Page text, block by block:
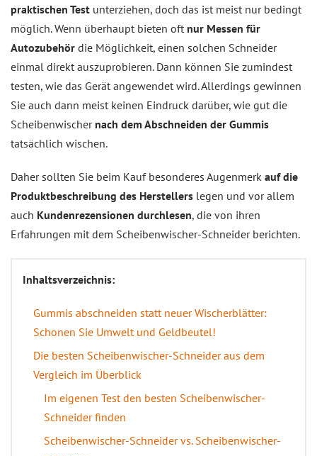
praktischen Test unterziehen, doch das ist meist nur bedingt
möglich. Wenn überhaupt bieten oft nur Messen für
Autozubehör die Möglichkeit, einen solchen Schneider
einmal direkt auszuprobieren. Dann können Sie zumindest
testen, wie das Gerät angewendet wird. Allerdings gewinnen
Sie auch dann meist keinen Eindruck darüber, wie gut die
Scheibenwischer nach dem Abschneiden der Gummis
tatsächlich wischen.
Daher sollten Sie beim Kauf besonderes Augenmerk auf die
Produktbeschreibung des Herstellers legen und vor allem
auch Kundenrezensionen durchlesen, die von ihren
Erfahrungen mit dem Scheibenwischer-Schneider berichten.
Inhaltsverzeichnis:
Gummis abschneiden statt neuer Wischerblätter:
Schonen Sie Umwelt und Geldbeutel!
Die besten Scheibenwischer-Schneider aus dem
Vergleich im Überblick
Im eigenen Test den besten Scheibenwischer-
Schneider finden
Scheibenwischer-Schneider vs. Scheibenwischer-